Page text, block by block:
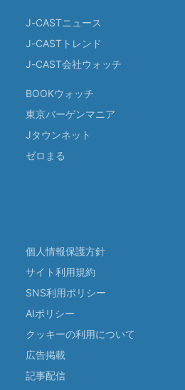
J-CASTニュース
J-CASTトレンド
J-CAST会社ウォッチ
BOOKウォッチ
東京バーゲンマニア
Jタウンネット
ゼロまる
個人情報保護方針
サイト利用規約
SNS利用ポリシー
AIポリシー
クッキーの利用について
広告掲載
記事配信